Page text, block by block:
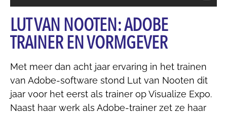
LUT VAN NOOTEN: ADOBE
TRAINER EN VORMGEVER
Met meer dan acht jaar ervaring in het trainen
van Adobe-software stond Lut van Nooten dit
jaar voor het eerst als trainer op Visualize Expo.
Naast haar werk als Adobe-trainer zet ze haar